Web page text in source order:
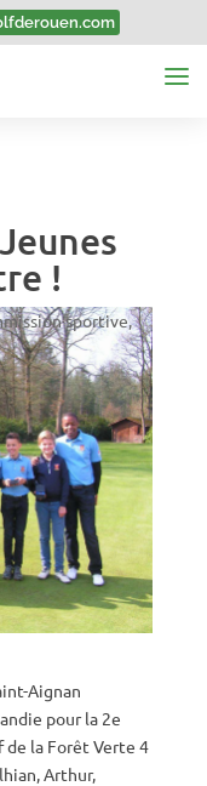
!
sportive,
Aignan
pour la 2e
la Forêt Verte 4
Arthur,